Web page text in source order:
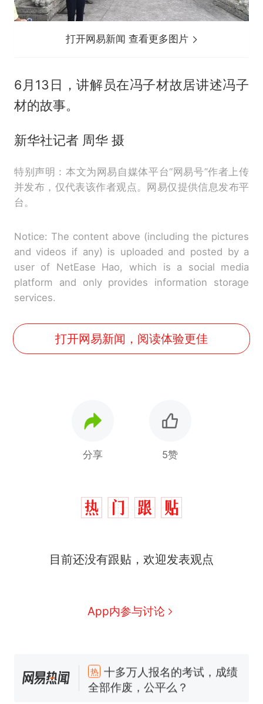
打开网易新闻 查看更多图片
6月13日，讲解员在冯子材故居讲述冯子
材的故事。
新华社记者 周华 摄
特别声明：本文为网易自媒体平台“网易号”作者上传
并发布，仅代表该作者观点。网易仅提供信息发布平
台。
Notice: The content above (including the pictures
and videos if any) is uploaded and posted by a
user of NetEase Hao, which is a social media
platform and only provides information storage
services.
打开网易新闻，阅读体验更佳
分享 5赞
目前还没有跟贴，欢迎发表观点
App内参与讨论
热 十多万人报名的考试，成绩
全部作废，公平么？